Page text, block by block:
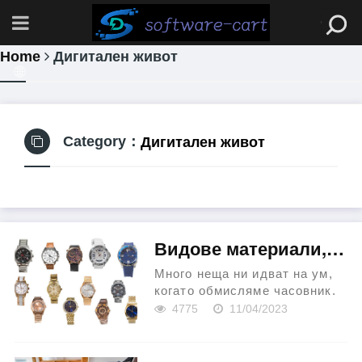
Home Дигитален живот
Category： Дигитален живот
Видове материали, използвани за направата на кутии за часовници
Много неща ни идват на ум,
когато обмисляме часовник.
Усложненията, функциите и
4775 11/04/2023